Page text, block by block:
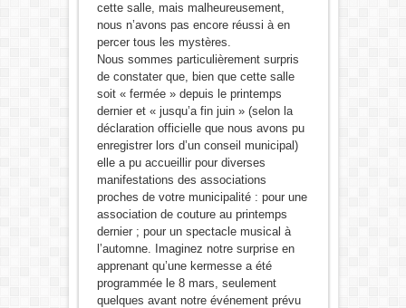
cette salle, mais malheureusement,
nous n’avons pas encore réussi à en
percer tous les mystères.
Nous sommes particulièrement surpris
de constater que, bien que cette salle
soit « fermée » depuis le printemps
dernier et « jusqu’a fin juin » (selon la
déclaration officielle que nous avons pu
enregistrer lors d’un conseil municipal)
elle a pu accueillir pour diverses
manifestations des associations
proches de votre municipalité : pour une
association de couture au printemps
dernier ; pour un spectacle musical à
l’automne. Imaginez notre surprise en
apprenant qu’une kermesse a été
programmée le 8 mars, seulement
quelques avant notre événement prévu